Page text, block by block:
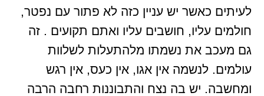
לעיתים כאשר יש עניין כזה לא פתור עם נפטר,
חולמים עליו, חושבים עליו ואתם תקועים . זה
גם מעכב את נשמתו מלהתעלות לשלוות
עולמים. לנשמה אין אגו, אין כעס, אין רגש
ומחשבה. יש בה נצח והתבוננות רחבה הרבה